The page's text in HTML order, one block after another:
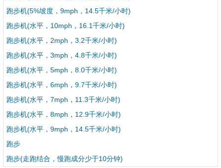
跑步机(5%坡度，9mph，14.5千米/小时)
跑步机(水平，10mph，16.1千米/小时)
跑步机(水平，2mph，3.2千米/小时)
跑步机(水平，3mph，4.8千米/小时)
跑步机(水平，5mph，8.0千米/小时)
跑步机(水平，6mph，9.7千米/小时)
跑步机(水平，7mph，11.3千米/小时)
跑步机(水平，8mph，12.9千米/小时)
跑步机(水平，9mph，14.5千米/小时)
跑步
跑步(走跑结合，慢跑成分少于10分钟)